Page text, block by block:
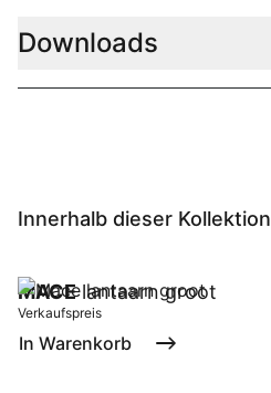
Downloads
Innerhalb dieser Kollektion
MACElantaarn groot
Verkaufspreis
In Warenkorb